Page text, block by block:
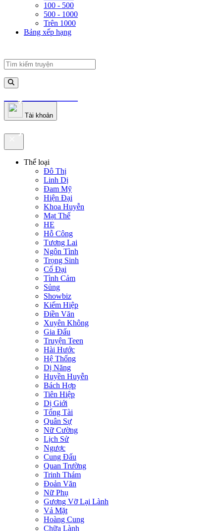
100 - 500
500 - 1000
Trên 1000
Bảng xếp hạng
truyenfullz.com
Tài khoản
truyenfullz.com
Thể loại
Đô Thị
Linh Dị
Đam Mỹ
Hiện Đại
Khoa Huyễn
Mạt Thế
HE
Hỗ Công
Tương Lai
Ngôn Tình
Trọng Sinh
Cổ Đại
Tình Cảm
Sủng
Showbiz
Kiếm Hiệp
Điền Văn
Xuyên Không
Gia Đấu
Truyện Teen
Hài Hước
Hệ Thống
Dị Năng
Huyền Huyễn
Bách Hợp
Tiên Hiệp
Dị Giới
Tổng Tài
Quân Sự
Nữ Cường
Lịch Sử
Ngược
Cung Đấu
Quan Trường
Trinh Thám
Đoản Văn
Nữ Phụ
Gương Vỡ Lại Lành
Vả Mặt
Hoàng Cung
Chữa Lành